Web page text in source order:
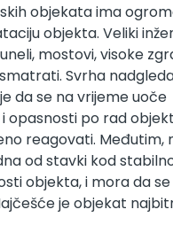
objekata ima
objekta. Veliki
mostovi, visoke
Svrha
da se na vrijeme uoče
opasnosti po rad
reagovati. Međutim,
od stavki kod
objekta, i mora da
je objekat